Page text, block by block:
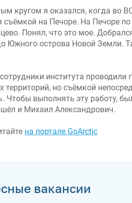
кругом я оказался, когда во
съёмкой на Печоре. На Печоре
Понял, что это мое.
Южного острова Новой Земли.
института
территорий, но съёмкой
Чтобы выполнять эту работу,
и Михаил Александрович.
на портале GoArctic
вакансии